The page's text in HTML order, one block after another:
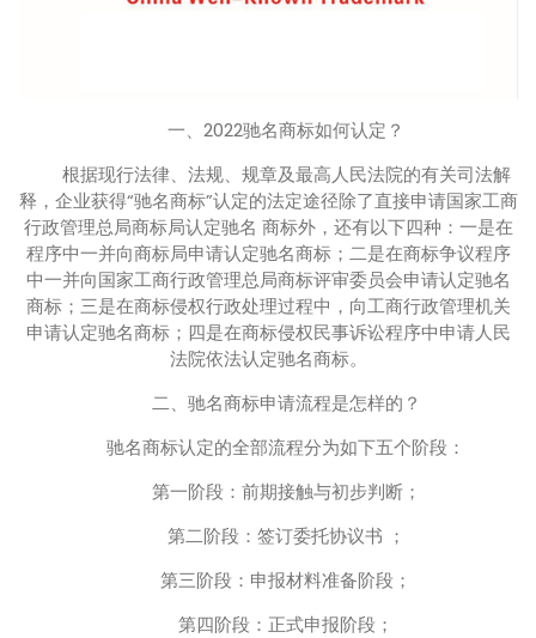
一、2022驰名商标如何认定？
根据现行法律、法规、规章及最高人民法院的有关司法解
释，企业获得“驰名商标”认定的法定途径除了直接申请国家工商
行政管理总局商标局认定驰名 商标外，还有以下四种：一是在
程序中一并向商标局申请认定驰名商标；二是在商标争议程序
中一并向国家工商行政管理总局商标评审委员会申请认定驰名
商标；三是在商标侵权行政处理过程中，向工商行政管理机关
申请认定驰名商标；四是在商标侵权民事诉讼程序中申请人民
法院依法认定驰名商标。
二、驰名商标申请流程是怎样的？
驰名商标认定的全部流程分为如下五个阶段：
第一阶段：前期接触与初步判断；
第二阶段：签订委托协议书 ；
第三阶段：申报材料准备阶段；
第四阶段：正式申报阶段；